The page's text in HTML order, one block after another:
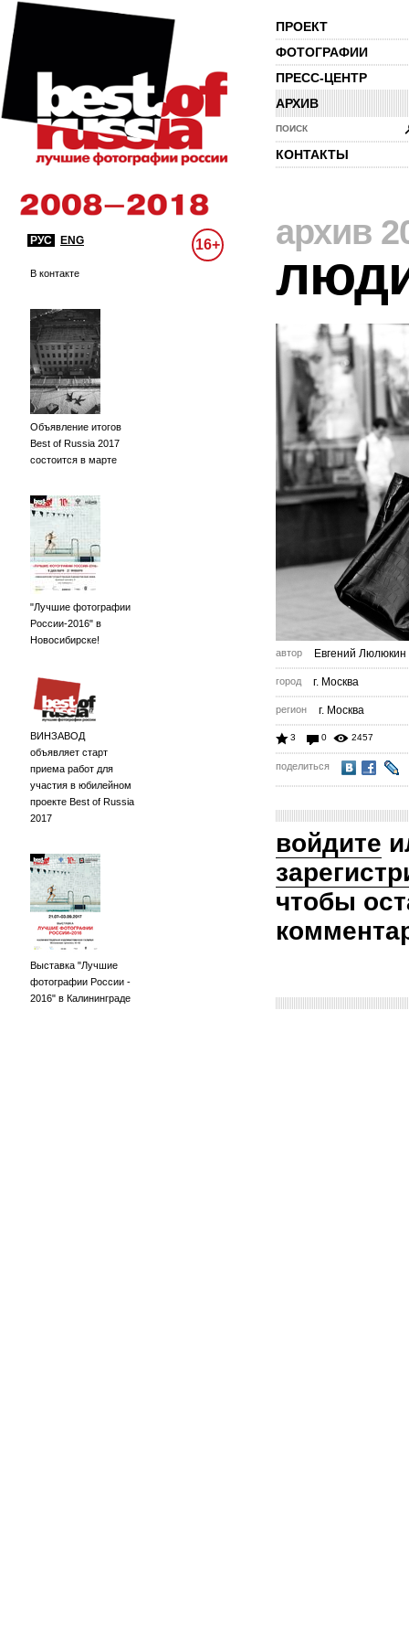
ПРОЕКТ
ФОТОГРАФИИ
ПРЕСС-ЦЕНТР
АРХИВ
ПОИСК
КОНТАКТЫ
РУС ENG 16+
В контакте
Объявление итогов
Best of Russia 2017
состоится в марте
"Лучшие фотографии
России-2016" в
Новосибирске!
ВИНЗАВОД
объявляет старт
приема работ для
участия в юбилейном
проекте Best of Russia
2017
Выставка "Лучшие
фотографии России -
2016" в Калининграде
архив
автор Евгений Люлюкин
город г. Москва
регион г. Москва
3 0 2457
поделиться
войдите
чтобы